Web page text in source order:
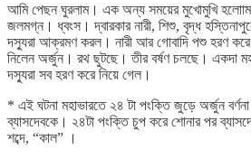
আমি পেছন ঘুরলাম। এক অন্য সময়ের মুখোমুখি
জলমগ্ন। ধ্বংস। দ্বারকার নারী, শিশু, বৃদ্ধ
দস্যুরা আক্রমণ করল। নারী আর গোবাদি পশু হরণ করে
নিলেন অর্জুন। রথ ছুটছে। তীর বর্ষণ চলছে। একদা
দস্যুরা সব হরণ করে নিয়ে গেল।
* এই ঘটনা মহাভারতে ২৪ টা পংক্তি জুড়ে অর্জুন
ব্যাসদেবকে। ২৪টা পংক্তি চুপ করে শোনার পর
শব্দে, “কাল” ।